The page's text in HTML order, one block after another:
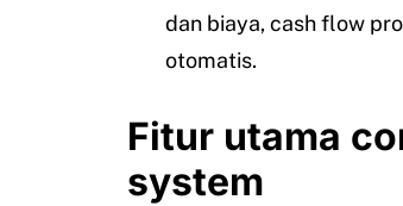
dan biaya, cash flow
otomatis.
Fitur utama
system